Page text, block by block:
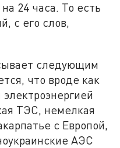
24 часа. То есть
с его слов,
следующим
что вроде как
ТЭС, немелкая
с Европой,
АЭС